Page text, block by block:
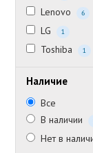
Lenovo 6
LG 1
Toshiba 1
Наличие
Все
В наличии
Нет в